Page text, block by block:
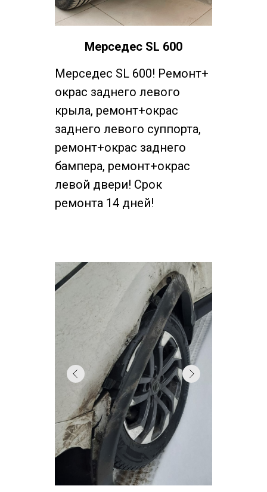
Мерседес SL 600
Мерседес SL 600! Ремонт+
окрас заднего левого
крыла, ремонт+окрас
заднего левого суппорта,
ремонт+окрас заднего
бампера, ремонт+окрас
левой двери! Срок
ремонта 14 дней!